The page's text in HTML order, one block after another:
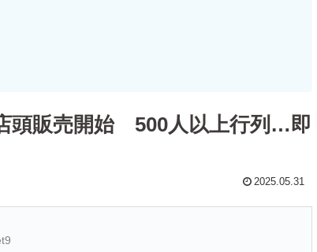
頭販売開始 500人以上行列…即
2025.05.31